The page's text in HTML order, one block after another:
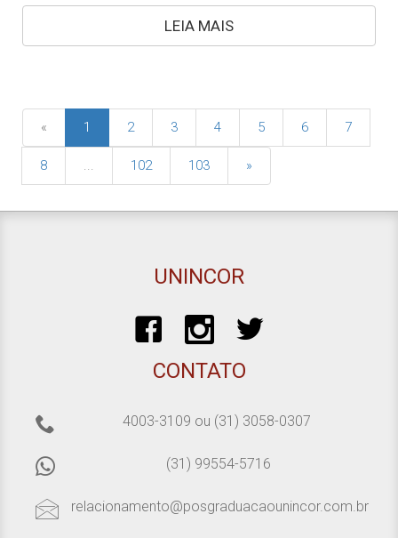
LEIA MAIS
« 1 2 3 4 5 6 7
8 ... 102 103 »
UNINCOR
CONTATO
4003-3109 ou (31) 3058-0307
(31) 99554-5716
relacionamento@posgraduacaounincor.com.br